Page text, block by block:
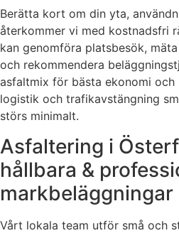
Berätta kort om din yta,
återkommer vi med kostnadsfri
kan genomföra platsbesök,
och rekommendera
asfaltmix för bästa ekonomi och
logistik och trafikavstängning
störs minimalt.
Asfaltering i
hållbara &
markbeläggningar
Vårt lokala team utför små och